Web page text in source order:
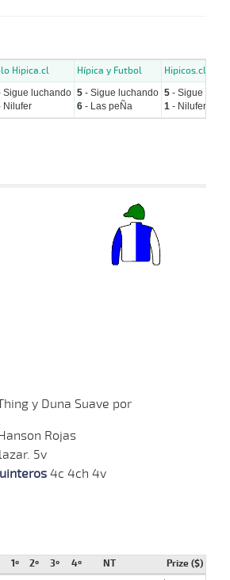
Hipica.cl Hípica y Futbol Hipicos.cl
Sigue luchando
Nilufer
5 - Sigue luchando
6 - Las peÑa
5 - Sigue
1 - Nilufer
y Duna Suave por
Rojas
5v
4c 4ch 4v
1º 2º 3º 4º NT Prize ($)